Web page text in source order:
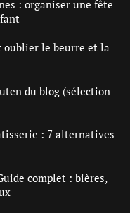
: organiser une fête
oublier le beurre et la
du blog (sélection
: 7 alternatives
complet : bières,